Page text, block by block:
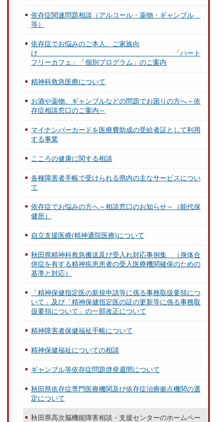
依存症関連問題相談（アルコール・薬物・ギャンブル
等）
依存症でお悩みのご本人、ご家族向
け 「ハート
フリーカフェ」「個別プログラム」のご案内
精神科救急医療について
お酒や薬物、ギャンブルなどの問題でお困りの方へ～依
存症相談窓口のご案内～
マイナンバーカードを医療費助成の受給者証として利用
する事業
こころの健康に関する相談
各種障害者手帳で受けられる県内の主なサービスについ
て
依存症でお悩みの方へ～相談窓口のお知らせ～（能代保
健所）
自立支援医療(精神通院医療)について
秋田県精神科救急搬送及び受入れ対応事例集 （身体合
併症を有する精神疾患患者の受入医療機関確保のための
基準と対応）
「精神保健指定医の新規申請等に係る事務取扱要領につ
いて」及び「精神保健指定医の証の更新等に係る事務取
扱要領について」の一部改正について
精神障害者保健福祉手帳について
精神保健福祉についての相談
ギャンブル等依存症問題啓発週間について
秋田県依存症専門医療機関及び依存症治療拠点機関の選
定について
秋田県高次脳機能障害相談・支援センターのホームペー